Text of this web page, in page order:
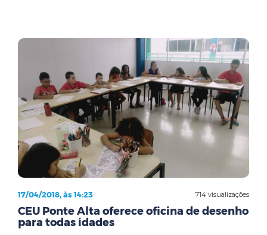
714 visualizações
17/04/2018, às 14:23
CEU Ponte Alta oferece oficina de desenho
para todas idades